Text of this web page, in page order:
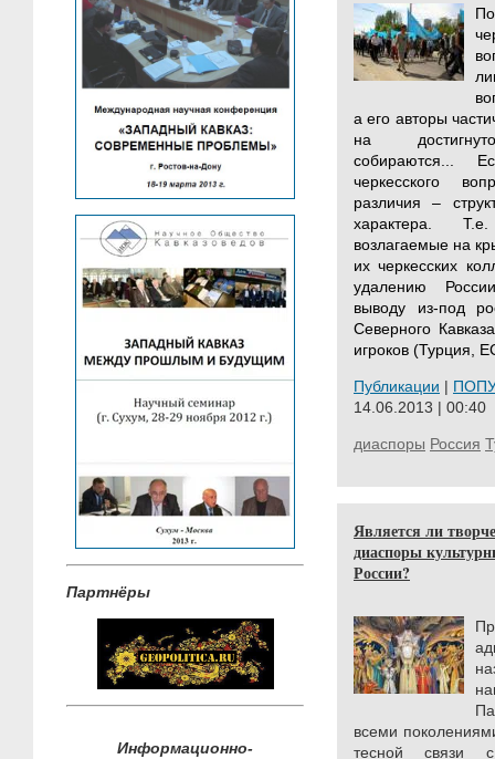
Партнёры
Информационно-
а его авторы
на
собираются...
черкесского
различия –
характера.
возлагаемые на
их черкесских
удалению
выводу из-под
Северного
игроков (Турция,
Публикации |
14.06.2013 | 00:40
диаспоры Россия
Является ли
диаспоры
России?
всеми
тесной связи